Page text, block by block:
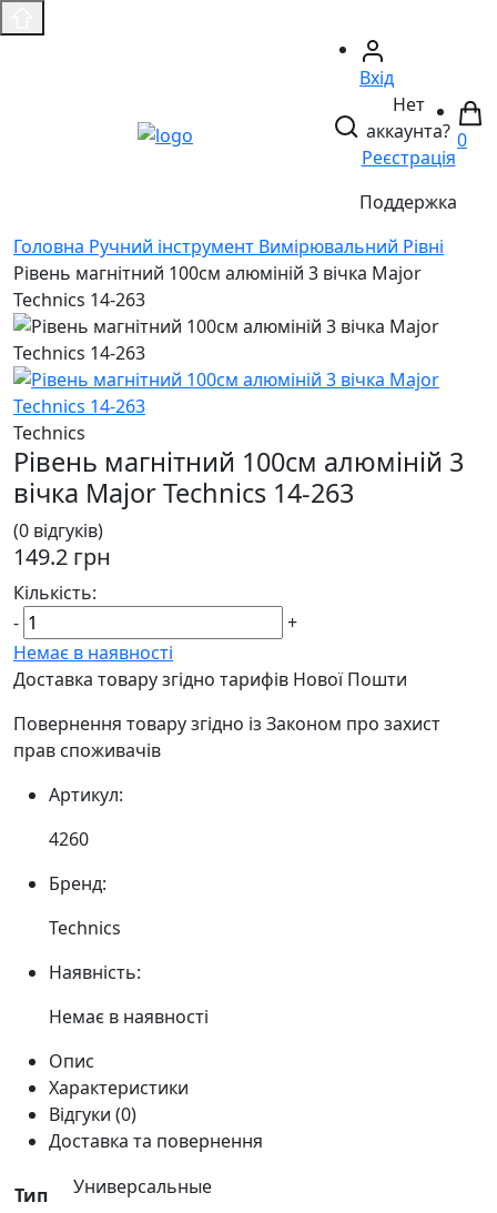
Вхід
Нет
аккаунта?
Реєстрація
Поддержка
0
Головнa Ручний інструмент Вимірювальний Рівні
Рівень магнітний 100см алюміній 3 вічка Major
Technics 14-263
Technics
Рівень магнітний 100см алюміній 3
вічка Major Technics 14-263
(0 відгуків)
149.2 грн
Кількість:
-
+
Немає в наявності
Доставка товару згідно тарифів Нової Пошти
Повернення товару згідно із Законом про захист
прав споживачів
Артикул:
4260
Бренд:
Technics
Наявність:
Немає в наявності
Опис
Характеристики
Відгуки (0)
Доставка та повернення
Тип Универсальные